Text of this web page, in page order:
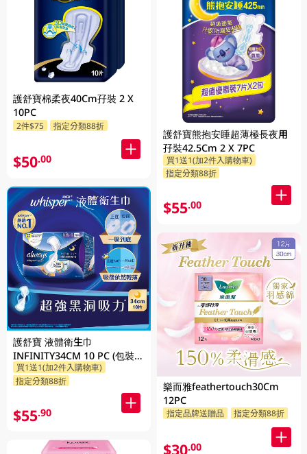
護舒寶棉柔夜40Cm孖裝 2 X
10PC
2件$75 指定分類88折
$50.00
護舒寶 液體衛生巾
INFINITY34CM 10 PC (包裝隨
機發放)
買1送1(加2件入購物車)
指定分類88折
$55.90
護舒寶熊抱安睡超薄極長夜用
孖裝42.5Cm 2 X 7PC
買1送1(加2件入購物車)
指定分類88折
$55.00
樂而雅feathertouch30Cm
12PC
指定品牌送贈品 指定分類88折
$30.00